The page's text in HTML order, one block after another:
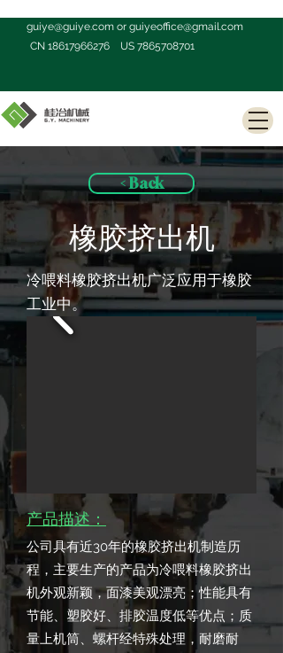
guiye@guiye.com or guiyeoffice@gmail.com
CN 18617966276 US 7865708701
< Back
橡胶挤出机
冷喂料橡胶挤出机广泛应用于橡胶
工业中。
产品描述：
公司具有近30年的橡胶挤出机制造历
程，主要生产的产品为冷喂料橡胶挤出
机外观新颖，面漆美观漂亮；性能具有
节能、塑胶好、排胶温度低等优点；质
量上机筒、螺杆经特殊处理，耐磨耐